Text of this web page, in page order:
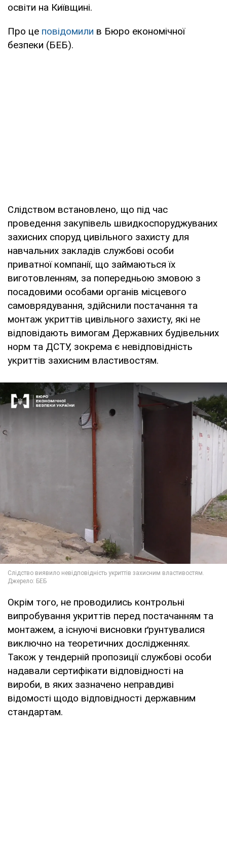
освіти на Київщині.
Про це повідомили в Бюро економічної
безпеки (БЕБ).
Слідством встановлено, що під час
проведення закупівель швидкоспоруджуваних
захисних споруд цивільного захисту для
навчальних закладів службові особи
приватної компанії, що займаються їх
виготовленням, за попередньою змовою з
посадовими особами органів місцевого
самоврядування, здійснили постачання та
монтаж укриттів цивільного захисту, які не
відповідають вимогам Державних будівельних
норм та ДСТУ, зокрема є невідповідність
укриттів захисним властивостям.
Окрім того, не проводились контрольні
випробування укриттів перед постачанням та
монтажем, а існуючі висновки ґрунтувалися
виключно на теоретичних дослідженнях.
Також у тендерній пропозиції службові особи
надавали сертифікати відповідності на
вироби, в яких зазначено неправдиві
відомості щодо відповідності державним
стандартам.